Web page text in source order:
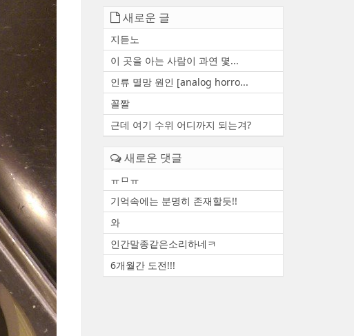
새로운 글
지듣노
이 곳을 아는 사람이 과연 몇...
인류 멸망 원인 [analog horro...
꼴짤
근데 여기 수위 어디까지 되는겨?
새로운 댓글
ㅠㅁㅠ
기억속에는 분명히 존재할듯!!
와
인간말종같은소리하네ㅋ
6개월간 도전!!!